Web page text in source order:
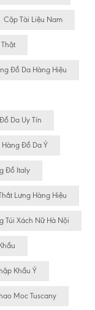
Cặp Tài Liệu Nam
Đồ Da Hàng Hiệu
Da Uy Tín
Đồ Da Ý
Đồ Italy
Lưng Hàng Hiệu
Túi Xách Nữ Hà Nội
Khẩu Ý
Moc Tuscany